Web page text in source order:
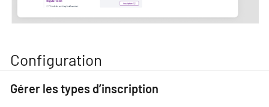
Configuration
Gérer les types d’inscription